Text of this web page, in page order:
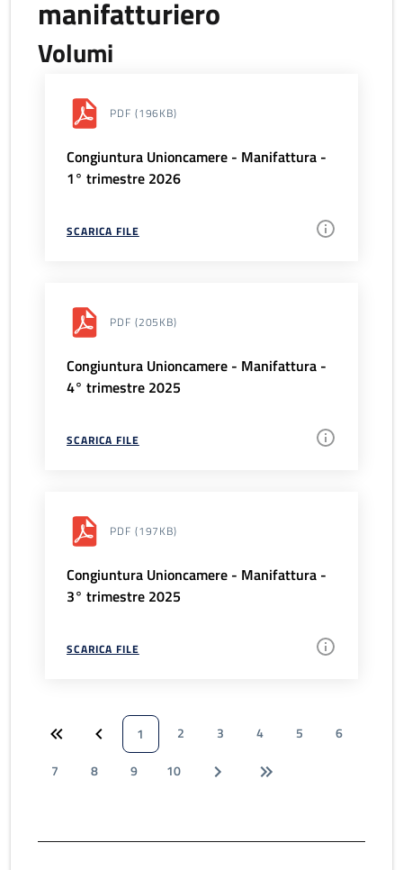
manifatturiero
Volumi
PDF (196KB)
Congiuntura Unioncamere - Manifattura -
1° trimestre 2026
SCARICA FILE
PDF (205KB)
Congiuntura Unioncamere - Manifattura -
4° trimestre 2025
SCARICA FILE
PDF (197KB)
Congiuntura Unioncamere - Manifattura -
3° trimestre 2025
SCARICA FILE
1 2 3 4 5
6
7
8 9 10